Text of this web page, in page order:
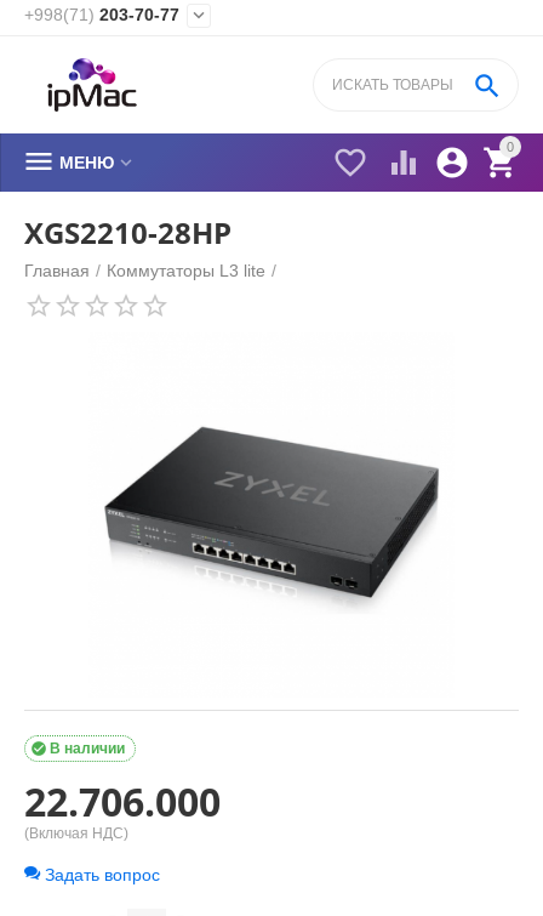
+998(71) 203-70-77 
0


 

 МЕНЮ 
XGS2210-28HP
Главная / Коммутаторы L3 lite /
В наличии

22.706.000
(Включая НДС)
Задать вопрос